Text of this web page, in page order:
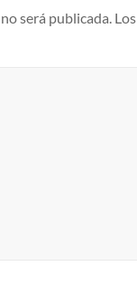
será publicada.